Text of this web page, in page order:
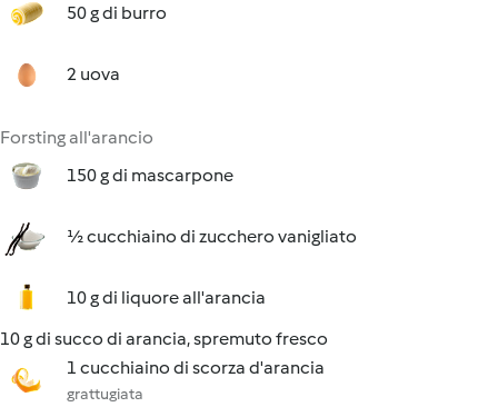
50 g di burro
2 uova
Forsting all'arancio
150 g di mascarpone
½ cucchiaino di zucchero vanigliato
10 g di liquore all'arancia
10 g di succo di arancia, spremuto fresco
1 cucchiaino di scorza d'arancia
grattugiata